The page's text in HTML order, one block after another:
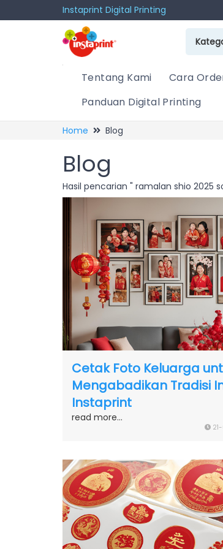
Instaprint Digital Printing
Tentang Kami Cara
Panduan Digital Printing
Home Blog
Blog
Hasil pencarian " ramalan shio 2025
Cetak Foto Keluarga
Mengabadikan Tradisi
Instaprint
read more...